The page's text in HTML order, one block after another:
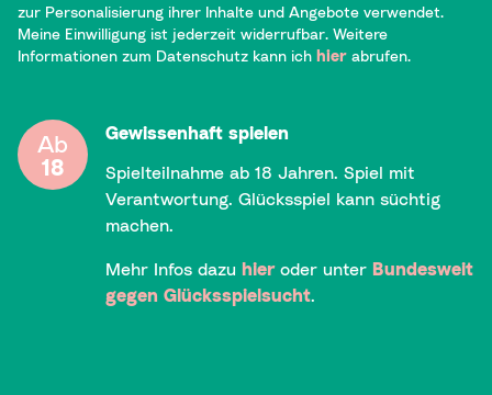
zur Personalisierung ihrer Inhalte und Angebote verwendet.
Meine Einwilligung ist jederzeit widerrufbar. Weitere
Informationen zum Datenschutz kann ich hier abrufen.
Ab
18
Gewissenhaft spielen
Spielteilnahme ab 18 Jahren. Spiel mit
Verantwortung. Glücksspiel kann süchtig
machen.
Mehr Infos dazu hieroder unter Bundesweit
gegen Glücksspielsucht.